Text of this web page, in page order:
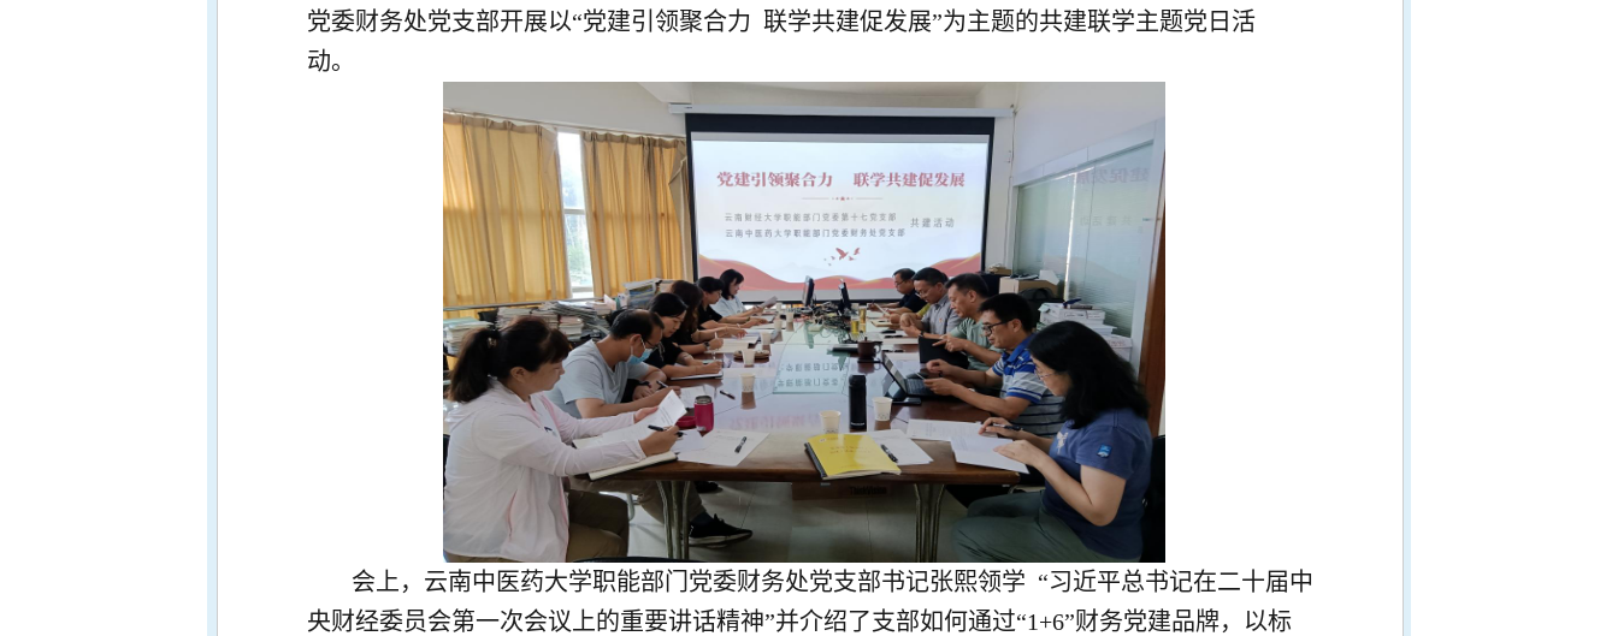
党委财务处党支部开展以“党建引领聚合力 联学共建促发展”为主题的共建联学主题党日活
动。
会上，云南中医药大学职能部门党委财务处党支部书记张熙领学 “习近平总书记在二十届中
央财经委员会第一次会议上的重要讲话精神”并介绍了支部如何通过“1+6”财务党建品牌，以标